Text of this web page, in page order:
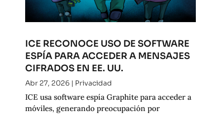
ICE RECONOCE USO DE SOFTWARE
ESPÍA PARA ACCEDER A MENSAJES
CIFRADOS EN EE. UU.
Abr 27, 2026| Privacidad
ICE usa software espía Graphite para acceder a
móviles, generando preocupación por